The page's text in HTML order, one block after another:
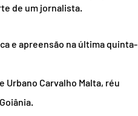
de um jornalista.
e apreensão na última quinta-
Carvalho Malta, réu